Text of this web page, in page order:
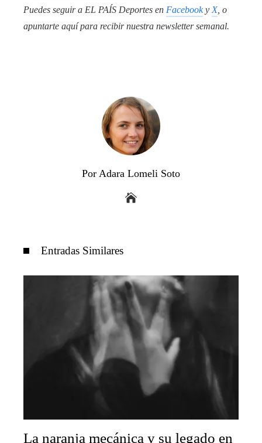
Puedes seguir a EL PAÍS Deportes en FacebookyX, o
apuntarte aquí para recibirnuestra newsletter semanal.
Por Adara Lomeli Soto
Entradas Similares
La naranja mecánica y su legado en